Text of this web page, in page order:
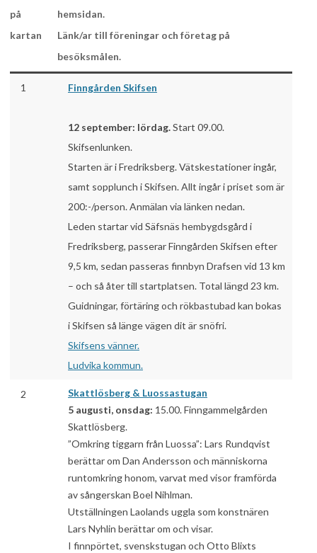
på
kartan
hemsidan.
Länk/ar till föreningar och företag på
besöksmålen.
1 Finngården Skifsen
12 september: lördag.Start 09.00.
Skifsenlunken.
Starten är i Fredriksberg. Vätskestationer ingår,
samt sopplunch i Skifsen. Allt ingår i priset som är
200:-/person. Anmälan via länken nedan.
Leden startar vid Säfsnäs hembygdsgård i
Fredriksberg, passerar Finngården Skifsen efter
9,5 km, sedan passeras finnbyn Drafsen vid 13 km
– och så åter till startplatsen. Total längd 23 km.
Guidningar, förtäring och rökbastubad kan bokas
i Skifsen så länge vägen dit är snöfri.
Skifsens vänner.
Ludvika kommun.
2
Skattlösberg & Luossastugan
5 augusti, onsdag: 15.00. Finngammelgården
Skattlösberg.
”Omkring tiggarn från Luossa”: Lars Rundqvist
berättar om Dan Andersson och människorna
runtomkring honom, varvat med visor framförda
av sångerskan Boel Nihlman.
Utställningen Laolands uggla som konstnären
Lars Nyhlin berättar om och visar.
I finnpörtet, svenskstugan och Otto Blixts